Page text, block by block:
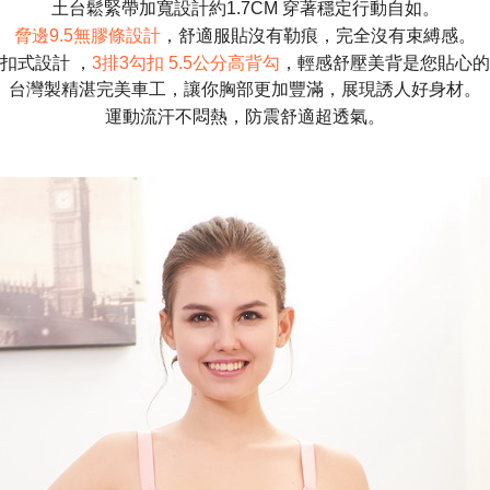
土台鬆緊帶加寬設計約1.7CM 穿著穩定行動自如。
脅邊9.5無膠條設計 ，舒適服貼沒有勒痕，完全沒有束縛感。
式設計 ， 3排3勾扣 5.5公分高背勾 ，輕感舒壓美背是您貼心
台灣製精湛完美車工，讓你胸部更加豐滿，展現誘人好身材。
運動流汗不悶熱，防震舒適超透氣。